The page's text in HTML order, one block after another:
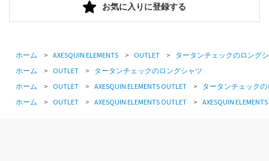
お気に入りに登録する
ホーム > AXESQUIN ELEMENTS > OUTLET > タータンチェックのロング
ホーム
> OUTLET > タータンチェックのロングシャツ
ホーム
> OUTLET > AXESQUIN ELEMENTS OUTLET > タータンチェック
ホーム
> OUTLET > AXESQUIN ELEMENTS OUTLET > AXESQUIN